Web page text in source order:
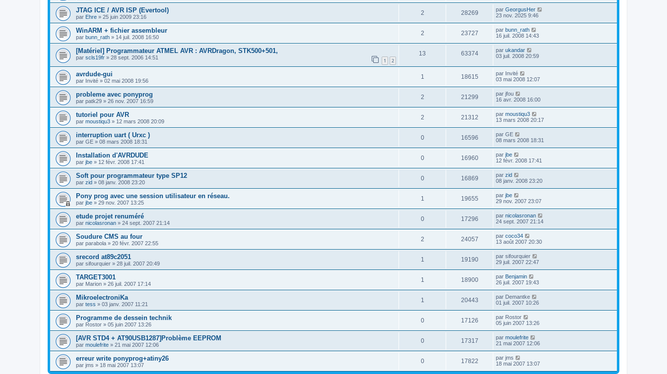
JTAG ICE / AVR ISP (Evertool)
par Ehre » 25 juin 2009 23:16
2 28269 par GeorgusHer
23 nov. 2025 9:46
WinARM + fichier assembleur
par bunn_rath » 14 juil. 2008 16:50
2 23727 par bunn_rath
16 juil. 2008 14:43
[Matériel] Programmateur ATMEL AVR : AVRDragon, STK500+501,
par scls19fr » 28 sept. 2006 14:51 1 2
13 63374 par ukandar
03 juil. 2008 20:59
avrdude-gui
par Invité » 02 mai 2008 19:56
1 18615 par Invité
03 mai 2008 12:07
probleme avec ponyprog
par patk29 » 26 nov. 2007 16:59
2 21299 par jfou
16 avr. 2008 16:00
tutoriel pour AVR
par moustiqu3 » 12 mars 2008 20:09
2 21312 par moustiqu3
13 mars 2008 20:17
interruption uart ( Urxc )
par GE » 08 mars 2008 18:31
0 16596 par GE
08 mars 2008 18:31
Installation d'AVRDUDE
par jbe » 12 févr. 2008 17:41
0 16960 par jbe
12 févr. 2008 17:41
Soft pour programmateur type SP12
par zid » 08 janv. 2008 23:20
0 16869 par zid
08 janv. 2008 23:20
Pony prog avec une session utilisateur en réseau.
par jbe » 29 nov. 2007 13:25
1 19655 par jbe
29 nov. 2007 23:07
etude projet renuméré
par nicolasronan » 24 sept. 2007 21:14
0 17296 par nicolasronan
24 sept. 2007 21:14
Soudure CMS au four
par parabola » 20 févr. 2007 22:55
2 24057 par coco34
13 août 2007 20:30
srecord at89c2051
par sifourquier » 28 juil. 2007 20:49
1 19190 par sifourquier
29 juil. 2007 22:47
TARGET3001
par Marion » 26 juil. 2007 17:14
1 18900 par Benjamin
26 juil. 2007 19:43
MikroelectroniKa
par tess » 03 janv. 2007 11:21
1 20443 par Demantke
01 juil. 2007 10:26
Programme de dessein technik
par Rostor » 05 juin 2007 13:26
0 17126 par Rostor
05 juin 2007 13:26
[AVR STD4 + AT90USB1287]Problème EEPROM
par moulefrite » 21 mai 2007 12:06
0 17317 par moulefrite
21 mai 2007 12:06
erreur write ponyprog+atiny26
par jms » 18 mai 2007 13:07
0 17822 par jms
18 mai 2007 13:07